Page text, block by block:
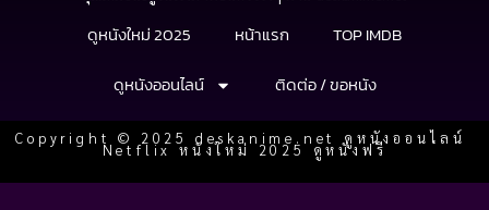
ดูหนังใหม่ 2025 หน้าแรก
TOP IMDB
ดูหนังออนไลน์
ติดต่อ / ขอหนัง
Copyright © 2025 deskanime.net ดูหนังออนไลน์
Netflix หนังใหม่ 2025 ดูหนังฟรี